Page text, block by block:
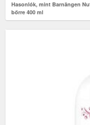
Hasonlók, mint Barnängen
bőrre 400 ml